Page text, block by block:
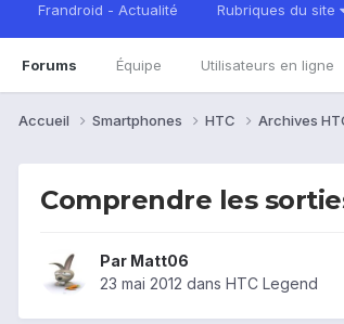
Frandroid - Actualité Rubriques du site
Forums Équipe Utilisateurs en ligne
Accueil Smartphones HTC Archives
Comprendre les
Par Matt06
23 mai 2012 dans HTC Legend